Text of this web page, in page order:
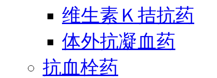
维生素Ｋ拮抗药
体外抗凝血药
抗血栓药